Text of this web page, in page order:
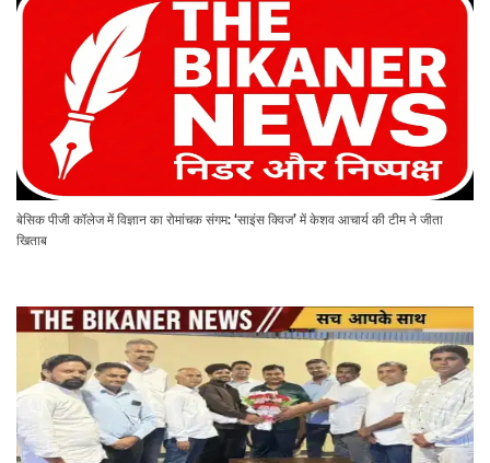
बेसिक पीजी कॉलेज में विज्ञान का रोमांचक संगम: ‘साइंस क्विज’ में केशव आचार्य की टीम ने जीता
खिताब